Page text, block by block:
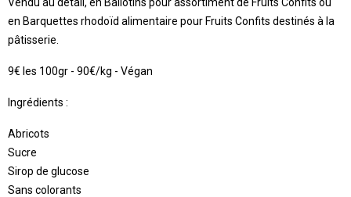
en Barquettes rhodoïd alimentaire pour Fruits Confits destinés à la
pâtisserie.
9€ les 100gr - 90€/kg - Végan
Ingrédients :
Abricots
Sucre
Sirop de glucose
Sans colorants